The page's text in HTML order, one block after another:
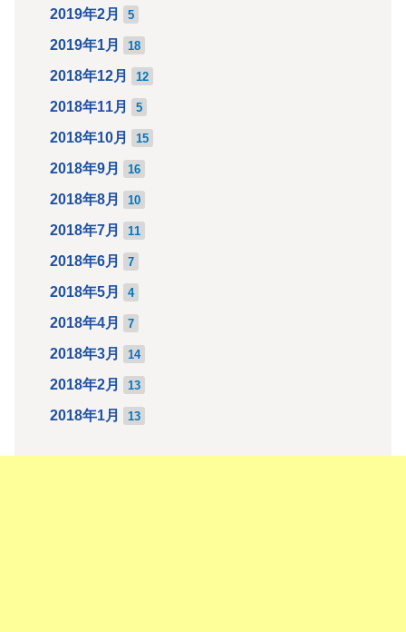
2019年2月 5
2019年1月 18
2018年12月 12
2018年11月 5
2018年10月 15
2018年9月 16
2018年8月 10
2018年7月 11
2018年6月 7
2018年5月 4
2018年4月 7
2018年3月 14
2018年2月 13
2018年1月 13